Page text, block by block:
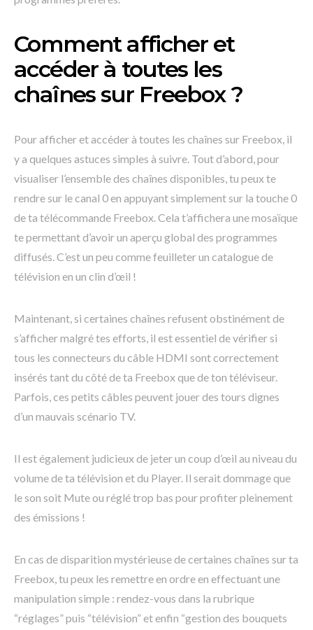
Comment afficher et
accéder à toutes les
chaînes sur Freebox ?
Pour afficher et accéder à toutes les chaînes sur Freebox, il
y a quelques astuces simples à suivre. Tout d’abord, pour
visualiser l’ensemble des chaînes disponibles, tu peux te
rendre sur le canal 0 en appuyant simplement sur la touche 0
de ta télécommande Freebox. Cela t’affichera une mosaïque
te permettant d’avoir un aperçu global des programmes
diffusés. C’est un peu comme feuilleter un catalogue de
télévision en un clin d’œil !
Maintenant, si certaines chaînes refusent obstinément de
s’afficher malgré tes efforts, il est essentiel de vérifier si
tous les connecteurs du câble HDMI sont correctement
insérés tant du côté de ta Freebox que de ton téléviseur.
Parfois, ces petits câbles peuvent jouer des tours dignes
d’un mauvais scénario TV.
Il est également judicieux de jeter un coup d’œil au niveau du
volume de ta télévision et du Player. Il serait dommage que
le son soit Mute ou réglé trop bas pour profiter pleinement
des émissions !
En cas de disparition mystérieuse de certaines chaînes sur ta
Freebox, tu peux les remettre en ordre en effectuant une
manipulation simple : rendez-vous dans la rubrique
“réglages” puis “télévision” et enfin “gestion des bouquets